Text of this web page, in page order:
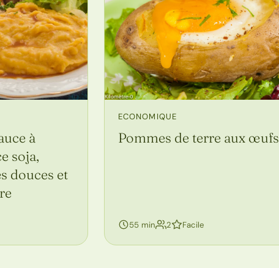
à
soja,
douces et
ECONOMIQUE
Pommes de terre aux œufs
55 min 2personnes
Facile